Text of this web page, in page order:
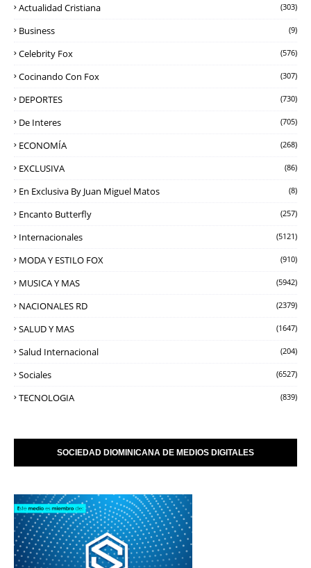
Actualidad Cristiana (303)
Business (9)
Celebrity Fox (576)
Cocinando Con Fox (307)
DEPORTES (730)
De Interes (705)
ECONOMÍA (268)
EXCLUSIVA (86)
En Exclusiva By Juan Miguel Matos (8)
Encanto Butterfly (257)
Internacionales (5121)
MODA Y ESTILO FOX (910)
MUSICA Y MAS (5942)
NACIONALES RD (2379)
SALUD Y MAS (1647)
Salud Internacional (204)
Sociales (6527)
TECNOLOGIA (839)
SOCIEDAD DIOMINICANA DE MEDIOS DIGITALES